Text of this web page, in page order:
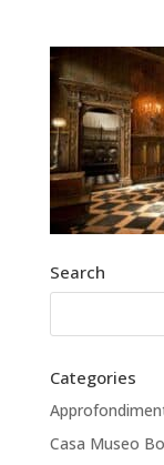
Search
Categories
Casa Museo